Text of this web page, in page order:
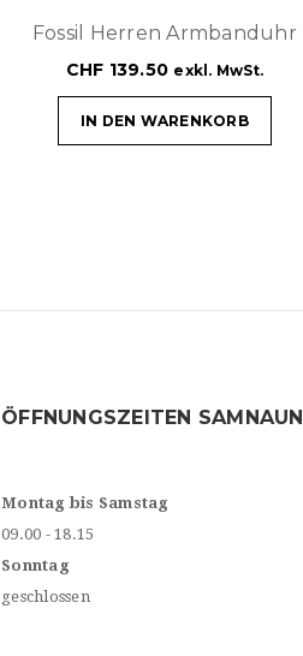
Fossil Herren Armbanduhr
CHF 139.50 exkl. MwSt.
IN DEN WARENKORB
ÖFFNUNGSZEITEN SAMNAUN
Montag bis Samstag
09.00 - 18.15
Sonntag
geschlossen